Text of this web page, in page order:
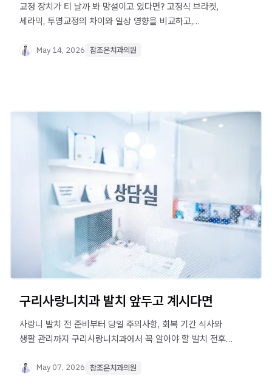
교정 장치가 티 날까 봐 망설이고 있다면? 고정식 브라켓,
세라믹, 투명교정의 차이와 일상 영향을 비교하고,
정리했습니다.
May 14, 2026 참조은치과의원
구리사랑니치과 발치 앞두고 계시다면
사랑니 발치 전 준비부터 당일 주의사항, 회복 기간 식사와
생활 관리까지 구리사랑니치과에서 꼭 알아야 할 발치 전후
May 07, 2026 참조은치과의원